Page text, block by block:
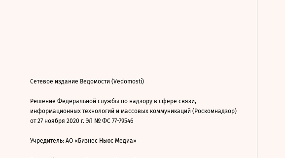
Сетевое издание Ведомости (Vedomosti)
Решение Федеральной службы по надзору в сфере связи,
информационных технологий и массовых коммуникаций (Роскомнадзор)
от 27 ноября 2020 г. ЭЛ № ФС 77-79546
Учредитель: АО «Бизнес Ньюс Медиа»